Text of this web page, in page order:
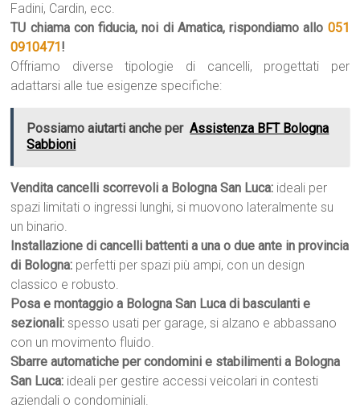
Fadini, Cardin, ecc.
TU chiama con fiducia, noi di Amatica, rispondiamo allo 051
0910471!
Offriamo diverse tipologie di cancelli, progettati per
adattarsi alle tue esigenze specifiche:
Possiamo aiutarti anche per Assistenza BFT Bologna
Sabbioni
Vendita cancelli scorrevoli a Bologna San Luca: ideali per
spazi limitati o ingressi lunghi, si muovono lateralmente su
un binario.
Installazione di cancelli battenti a una o due ante in provincia
di Bologna: perfetti per spazi più ampi, con un design
classico e robusto.
Posa e montaggio a Bologna San Luca di basculanti e
sezionali: spesso usati per garage, si alzano e abbassano
con un movimento fluido.
Sbarre automatiche per condomini e stabilimenti a Bologna
San Luca: ideali per gestire accessi veicolari in contesti
aziendali o condominiali.